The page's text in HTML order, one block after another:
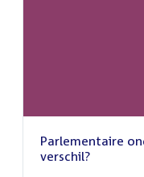
Parlementaire
verschil?